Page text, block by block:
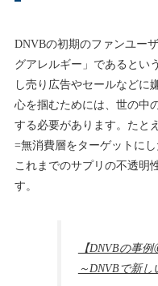
DNVBの初期のファンユー
グアレルギー」であるとい
し売り広告やセールなどに
心を掴むためには、世の中
する必要があります。たと
=無消費層をターゲットに
これまでのサプリの不透明
す。
【DNVBの事
～DNVBで新